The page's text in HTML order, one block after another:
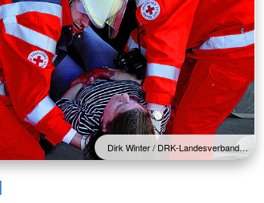
Dirk Winter / DRK-Landesverband…